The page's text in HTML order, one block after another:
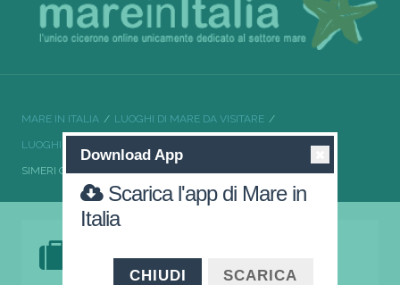
MARE IN ITALIA LUOGHI DI MARE DA VISITARE
LUOGHI DI MARE DA VISITARE CALABRIA
SIMERI CRICHI UNA LOCALITÀ DI MARE DA NON PERDERE
Download App
Scarica l'app di Mare in
Italia
CHIUDI SCARICA